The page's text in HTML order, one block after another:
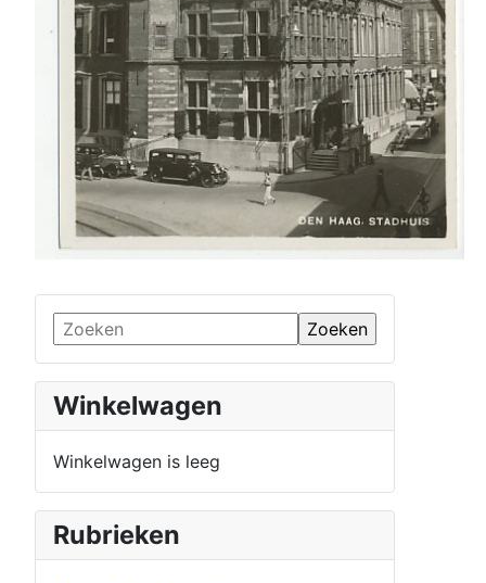
Winkelwagen
Winkelwagen is leeg
Rubrieken